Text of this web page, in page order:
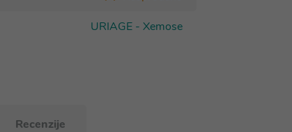
URIAGE - Xemose
Recenzije